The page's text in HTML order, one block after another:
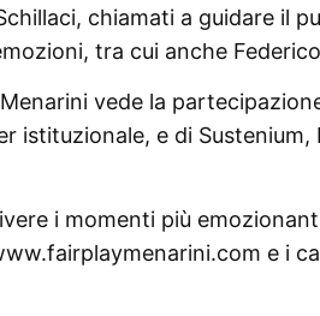
chiamati a guidare il
tra cui anche
vede la
istituzionale, e di Sustenium,
i momenti più
e i